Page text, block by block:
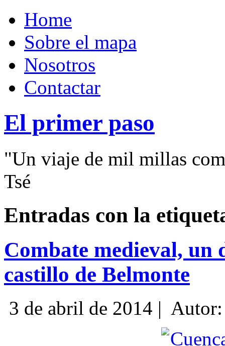
Home
Sobre el mapa
Nosotros
Contactar
El primer paso
"Un viaje de mil millas
Tsé
Entradas con la
Combate medieval, un
castillo de Belmonte
3 de abril de 2014 |